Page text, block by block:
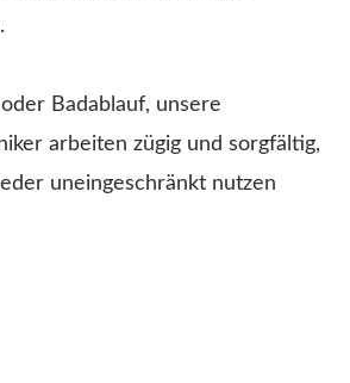
Badablauf, unsere
arbeiten zügig und sorgfältig,
uneingeschränkt nutzen